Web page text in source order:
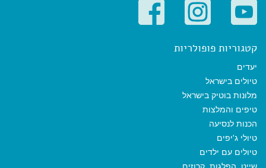
קטגוריות פופולריות
יעדים
טיולים בישראל
מלונות בוטיק בישראל
טיפים והמלצות
הכנות לנסיעה
טיולי ג'יפים
טיולים עם ילדים